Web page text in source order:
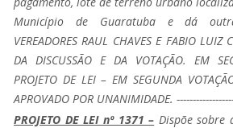
Município de Guaratuba e dá
VEREADORES RAUL CHAVES E FABIO LUIZ
DA DISCUSSÃO E DA VOTAÇÃO. EM
PROJETO DE LEI – EM SEGUNDA
APROVADO POR UNANIMIDADE.
PROJETO DE LEI nº 1371 – Dispõe sobre